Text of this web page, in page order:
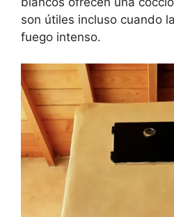
son útiles incluso cuando
fuego intenso​​​​​.